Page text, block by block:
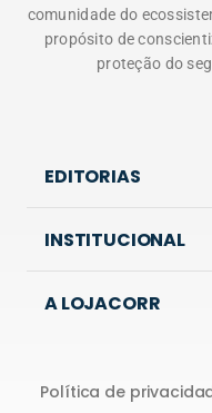
comunidade do
propósito de
proteção do
EDITORIAS
INSTITUCIONAL
A LOJACORR
Política de